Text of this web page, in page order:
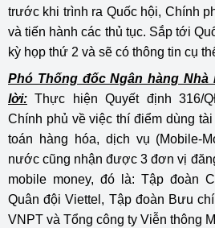
trước khi trình ra Quốc hội, Chính
và tiến hành các thủ tục. Sắp tới
kỳ họp thứ 2 và sẽ có thông tin cụ
Phó Thống đốc Ngân hàng
lời: Thực hiện Quyết định 316/
Chính phủ về việc thí điểm dùng
toán hàng hóa, dịch vụ (Mobile-
nước cũng nhận được 3 đơn vị
mobile money, đó là: Tập đoàn
Quân đội Viettel, Tập đoàn Bưu
VNPT và Tổng công ty Viễn thông